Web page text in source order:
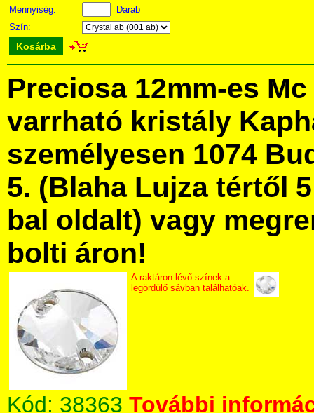
Mennyiség:
Darab
Szín:
Kosárba
Preciosa 12mm-es
varrható kristály
személyesen 1074
5. (Blaha Lujza tértől
bal oldalt) vagy
bolti áron!
A raktáron lévő színek a
legördülő sávban találhatóak.
Kód: 38363 További